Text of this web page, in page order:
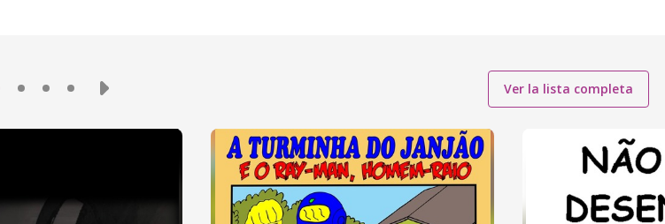
Ver la lista completa